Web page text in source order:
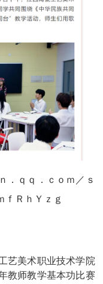
．ｑｑ．ｃｏｍ／ｓ
ｆＲｈＹｚｇ
艺美术职业技术学院
教师教学基本功比赛